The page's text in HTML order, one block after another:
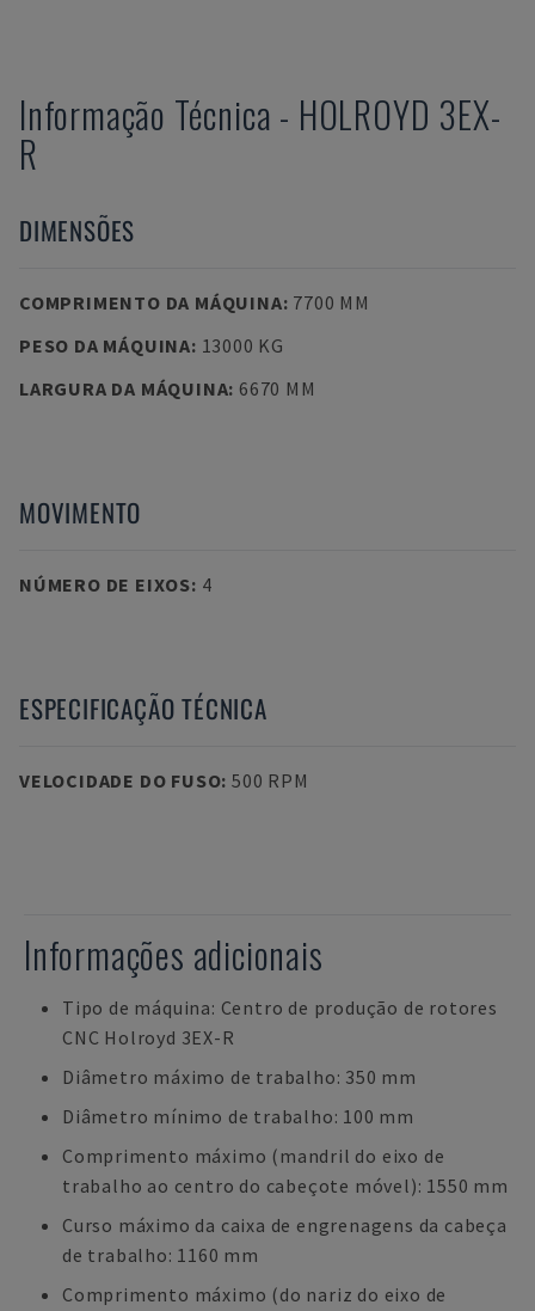
Informação Técnica - HOLROYD 3EX-
R
DIMENSÕES
COMPRIMENTO DA MÁQUINA: 7700 MM
PESO DA MÁQUINA: 13000 KG
LARGURA DA MÁQUINA: 6670 MM
MOVIMENTO
NÚMERO DE EIXOS: 4
ESPECIFICAÇÃO TÉCNICA
VELOCIDADE DO FUSO: 500 RPM
Informações adicionais
Tipo de máquina: Centro de produção de rotores
CNC Holroyd 3EX-R
Diâmetro máximo de trabalho: 350 mm
Diâmetro mínimo de trabalho: 100 mm
Comprimento máximo (mandril do eixo de
trabalho ao centro do cabeçote móvel): 1550 mm
Curso máximo da caixa de engrenagens da cabeça
de trabalho: 1160 mm
Comprimento máximo (do nariz do eixo de